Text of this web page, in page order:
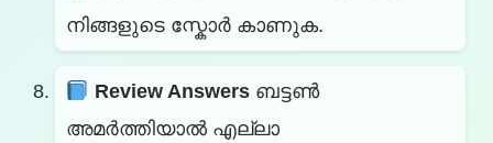
നിങ്ങളുടെ സ്കോർ കാണുക.
Review Answersബട്ടൺ
അമർത്തിയാൽ എല്ലാ